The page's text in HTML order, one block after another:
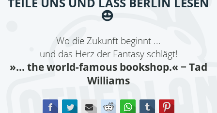
Wo die Zukunft beginnt ...
und das Herz der Fantasy schlägt!
»... the world-famous bookshop.« − Tad
Williams
FacebookTwitterE-mail Reddit WhatsApp
tumblr